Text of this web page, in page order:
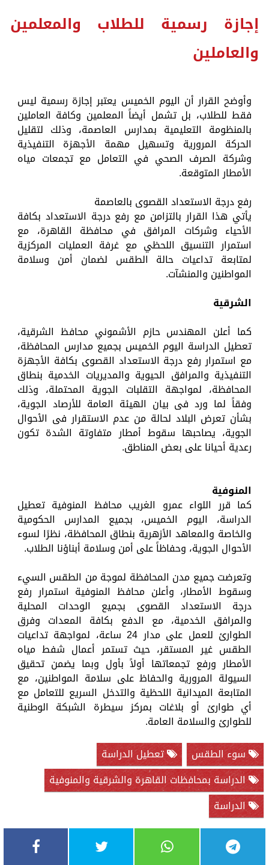
​إجازة رسمية للطلاب والمعلمين
والعاملين
​وأوضح القرار أن اليوم الخميس يعتبر إجازة رسمية ليس
فقط للطلاب، بل تشمل أيضاً المعلمين وكافة العاملين
بالمنظومة التعليمية بمدارس العاصمة، وذلك لتقليل
الحركة المرورية وتسهيل مهمة الأجهزة التنفيذية
وشركة الصرف الصحي في التعامل مع تجمعات مياه
الأمطار المتوقعة.
​رفع درجة الاستعداد القصوى بالعاصمة
​يأتي هذا القرار بالتزامن مع رفع درجة الاستعداد بكافة
الأحياء وشركات المرافق في محافظة القاهرة، مع
استمرار التنسيق اللحظي مع غرفة العمليات المركزية
لمتابعة تداعيات حالة الطقس لضمان أمن وسلامة
المواطنين والمنشآت.
الشرقية
كما أعلن المهندس حازم الأشموني محافظ الشرقية،
تعطيل الدراسة اليوم الخميس بجميع مدارس المحافظة،
مع استمرار رفع درجة الاستعداد القصوى بكافة الأجهزة
التنفيذية والمرافق الحيوية والمديريات الخدمية بنطاق
المحافظة، لمواجهة التقلبات الجوية المحتملة، وذلك
وفقاً لما ورد فى بيان الهيئة العامة للأرصاد الجوية،
بشأن تعرض البلاد لحالة من عدم الاستقرار فى الأحوال
الجوية، يصاحبها سقوط أمطار متفاوتة الشدة تكون
رعدية أحيانا على بعض المناطق.
المنوفية
كما قرر اللواء عمرو الغريب محافظ المنوفية تعطيل
الدراسة، اليوم الخميس، بجميع المدارس الحكومية
والخاصة والمعاهد الأزهرية بنطاق المحافظة، نظرًا لسوء
الأحوال الجوية، وحفاظاً على أمن وسلامة أبناؤنا الطلاب.
وتعرضت جميع مدن المحافظة لموجة من الطقس السيء
وسقوط الأمطار، وأعلن محافظ المنوفية استمرار رفع
درجة الاستعداد القصوى بجميع الوحدات المحلية
والمرافق الخدمية، مع الدفع بكافة المعدات وفرق
الطوارئ للعمل على مدار 24 ساعة، لمواجهة تداعيات
الطقس غير المستقر، حيث تستمر أعمال شفط مياه
الأمطار ورفع تجمعاتها أولاً بأول وبما يضمن تحقيق
السيولة المرورية والحفاظ على سلامة المواطنين، مع
المتابعة الميدانية اللحظية والتدخل السريع للتعامل مع
أي طوارئ أو بلاغات بمركز سيطرة الشبكة الوطنية
للطوارئ والسلامة العامة.
سوء الطقس
تعطيل الدراسة
الدراسة بمحافظات القاهرة والشرقية والمنوفية
الدراسة